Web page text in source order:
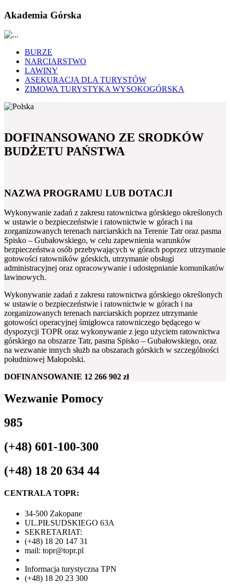
Akademia Górska
BURZE
NARCIARSTWO
LAWINY
ASEKURACJA DLA TURYSTÓW
ZIMOWA TURYSTYKA WYSOKOGÓRSKA
DOFINANSOWANO ZE SRODKÓW
BUDŻETU PAŃSTWA
NAZWA PROGRAMU LUB DOTACJI
Wykonywanie zadań z zakresu ratownictwa górskiego określonych
w ustawie o bezpieczeństwie i ratownictwie w górach i na
zorganizowanych terenach narciarskich na Terenie Tatr oraz pasma
Spisko – Gubałowskiego, w celu zapewnienia warunków
bezpieczeństwa osób przebywających w górach poprzez utrzymanie
gotowości ratowników górskich, utrzymanie obsługi
administracyjnej oraz opracowywanie i udostępnianie komunikatów
lawinowych.
Wykonywanie zadań z zakresu ratownictwa górskiego określonych
w ustawie o bezpieczeństwie i ratownictwie w górach i na
zorganizowanych terenach narciarskich poprzez utrzymanie
gotowości operacyjnej śmigłowca ratowniczego będącego w
dyspozycji TOPR oraz wykonywanie z jego użyciem ratownictwa
górskiego na obszarze Tatr, pasma Spisko – Gubałowskiego, oraz
na wezwanie innych służb na obszarach górskich w szczególności
południowej Małopolski.
DOFINANSOWANIE 12 266 902 zł
Wezwanie Pomocy
985
(+48) 601-100-300
(+48) 18 20 634 44
CENTRALA TOPR:
34-500 Zakopane
UL.PIŁSUDSKIEGO 63A
SEKRETARIAT:
(+48) 18 20 147 31
mail: topr@topr.pl
Informacja turystyczna TPN
(+48) 18 20 23 300